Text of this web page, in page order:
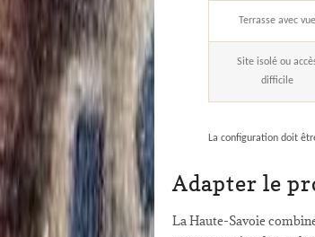
Terrasse avec vue
Site isolé ou
difficile
La configuration doit
Adapter le
La Haute-Savoie